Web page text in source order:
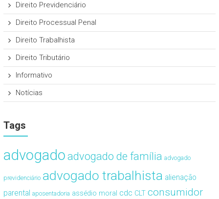
Direito Previdenciário
Direito Processual Penal
Direito Trabalhista
Direito Tributário
Informativo
Notícias
Tags
advogado advogado de família advogado
previdenciário advogado trabalhista alienação
parental aposentadoria assédio moral cdc CLT consumidor